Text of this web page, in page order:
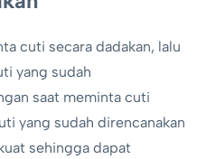
cuti secara dadakan, lalu
yang sudah
saat meminta cuti
yang sudah direncanakan
sehingga dapat